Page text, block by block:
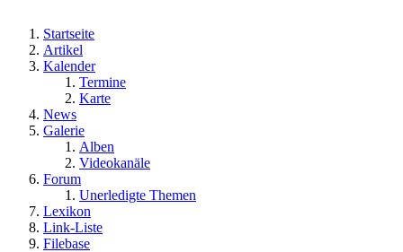
Startseite
Artikel
Kalender
Termine
Karte
News
Galerie
Alben
Videokanäle
Forum
Unerledigte Themen
Lexikon
Link-Liste
Filebase